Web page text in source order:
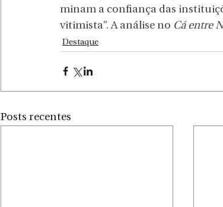
minam a confiança das
vitimista”. A análise no Cá entre
Destaque
Posts recentes